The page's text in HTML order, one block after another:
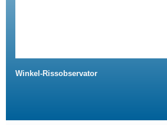
Winkel-Rissobservator